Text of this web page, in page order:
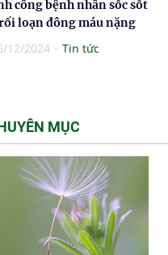
công bệnh nhân sốc sốt
loạn đông máu nặng
12/2024 Tin tức
MỤC